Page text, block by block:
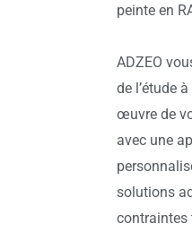
peinte en
ADZEO
de l’étude
œuvre de
avec une
solutions
contraintes